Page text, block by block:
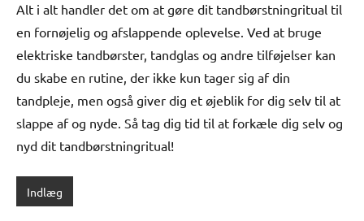
Alt i alt handler det om at gøre dit tandbørstningritual til
en fornøjelig og afslappende oplevelse. Ved at bruge
elektriske tandbørster, tandglas og andre tilføjelser kan
du skabe en rutine, der ikke kun tager sig af din
tandpleje, men også giver dig et øjeblik for dig selv til at
slappe af og nyde. Så tag dig tid til at forkæle dig selv og
nyd dit tandbørstningritual!
Indlæg